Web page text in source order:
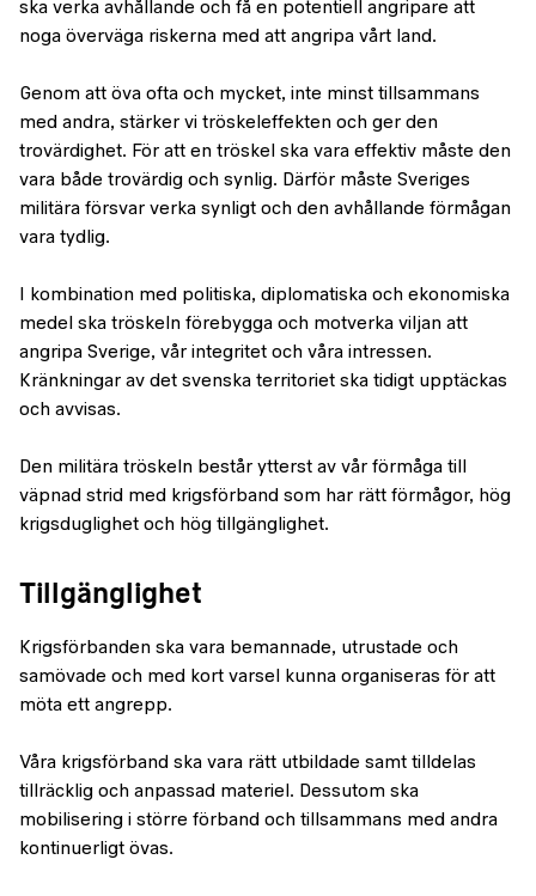
ska verka avhållande och få en potentiell angripare att
noga överväga riskerna med att angripa vårt land.
Genom att öva ofta och mycket, inte minst tillsammans
med andra, stärker vi tröskeleffekten och ger den
trovärdighet. För att en tröskel ska vara effektiv måste den
vara både trovärdig och synlig. Därför måste Sveriges
militära försvar verka synligt och den avhållande förmågan
vara tydlig.
I kombination med politiska, diplomatiska och ekonomiska
medel ska tröskeln förebygga och motverka viljan att
angripa Sverige, vår integritet och våra intressen.
Kränkningar av det svenska territoriet ska tidigt upptäckas
och avvisas.
Den militära tröskeln består ytterst av vår förmåga till
väpnad strid med krigsförband som har rätt förmågor, hög
krigsduglighet och hög tillgänglighet.
Tillgänglighet
Krigsförbanden ska vara bemannade, utrustade och
samövade och med kort varsel kunna organiseras för att
möta ett angrepp.
Våra krigsförband ska vara rätt utbildade samt tilldelas
tillräcklig och anpassad materiel. Dessutom ska
mobilisering i större förband och tillsammans med andra
kontinuerligt övas.